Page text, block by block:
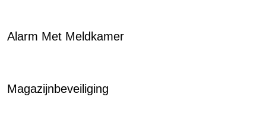
Alarm Met Meldkamer
Magazijnbeveiliging